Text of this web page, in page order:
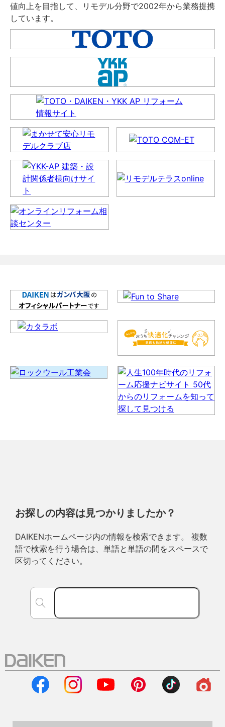
値向上を目指して、リモデル分野で2002年から業務提携
しています。
お探しの内容は見つかりましたか？
DAIKENホームページ内の情報を検索できます。 複数
語で検索を行う場合は、単語と単語の間をスペースで
区切ってください。